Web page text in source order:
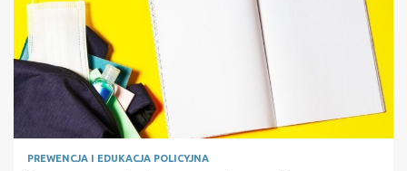
PREWENCJA I EDUKACJA POLICYJNA